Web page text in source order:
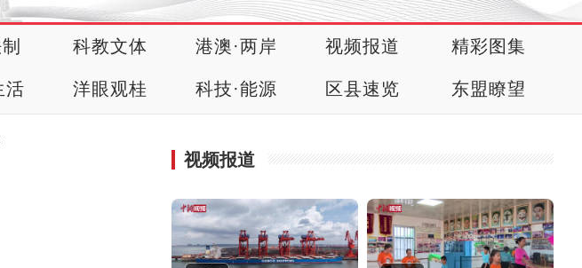
科教文体 港澳·两岸 视频报道 精彩图集
活 洋眼观桂 科技·能源 区县速览 东盟瞭望
视频报道